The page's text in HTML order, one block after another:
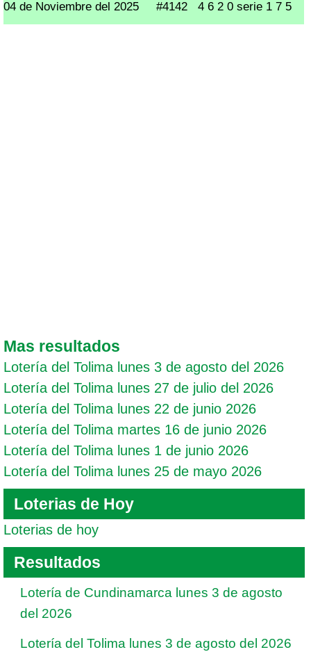
04 de Noviembre del 2025 #4142 4 6 2 0 serie 1 7 5
Mas resultados
Lotería del Tolima lunes 3 de agosto del 2026
Lotería del Tolima lunes 27 de julio del 2026
Lotería del Tolima lunes 22 de junio 2026
Lotería del Tolima martes 16 de junio 2026
Lotería del Tolima lunes 1 de junio 2026
Lotería del Tolima lunes 25 de mayo 2026
Loterias de Hoy
Loterias de hoy
Resultados
Lotería de Cundinamarca lunes 3 de agosto
del 2026
Lotería del Tolima lunes 3 de agosto del 2026